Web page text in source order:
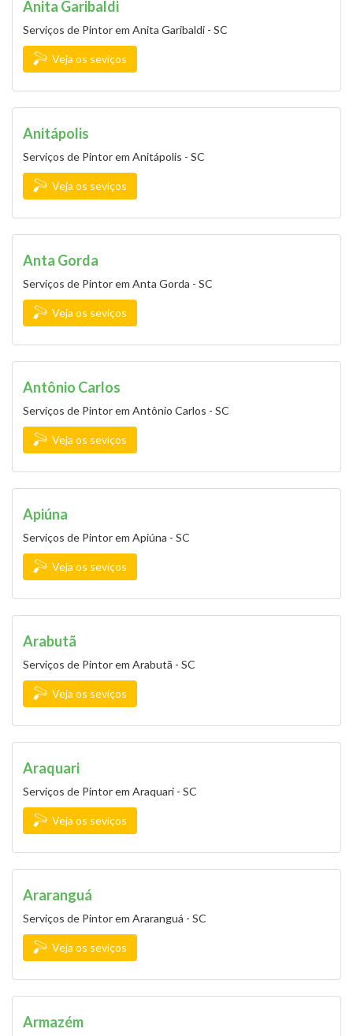
Anita Garibaldi
Serviços de Pintor em Anita Garibaldi - SC
Veja os seviços
Anitápolis
Serviços de Pintor em Anitápolis - SC
Veja os seviços
Anta Gorda
Serviços de Pintor em Anta Gorda - SC
Veja os seviços
Antônio Carlos
Serviços de Pintor em Antônio Carlos - SC
Veja os seviços
Apiúna
Serviços de Pintor em Apiúna - SC
Veja os seviços
Arabutã
Serviços de Pintor em Arabutã - SC
Veja os seviços
Araquari
Serviços de Pintor em Araquari - SC
Veja os seviços
Araranguá
Serviços de Pintor em Araranguá - SC
Veja os seviços
Armazém